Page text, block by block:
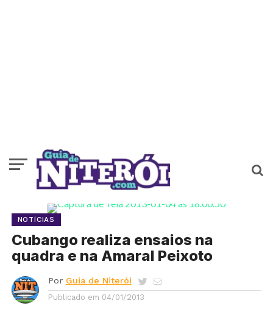
NOTÍCIAS
Cubango realiza ensaios na
quadra e na Amaral Peixoto
Por Guia de Niterói
Publicado em 04/01/2013